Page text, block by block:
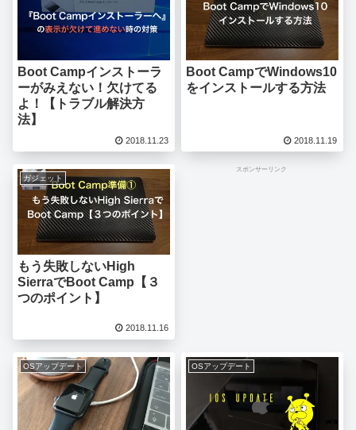
Boot Campインストーラ
ーがみえない！欠けてる
よ！【トラブル解決方
法】
2018.11.23
Boot CampでWindows10
をインストールする方法
2018.11.19
ガジェット
もう失敗しないHigh
SierraでBoot Camp【３
つのポイント】
2018.11.16
スポンサーリンク
OSアップデート OSアップデート